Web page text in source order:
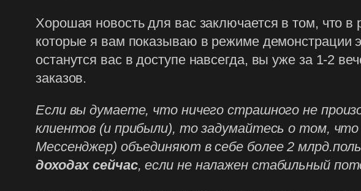
Хорошая новость для вас заключается в том, что в
которые я вам показываю в режиме демонстрации
останутся вас в доступе навсегда, вы уже за 1-2
заказов.
Если вы думаете, что ничего страшного не
клиентов (и прибыли), то задумайтесь о том,
Мессенджер) объединяют в себе более 2
доходах сейчас, если не налажен стабильный